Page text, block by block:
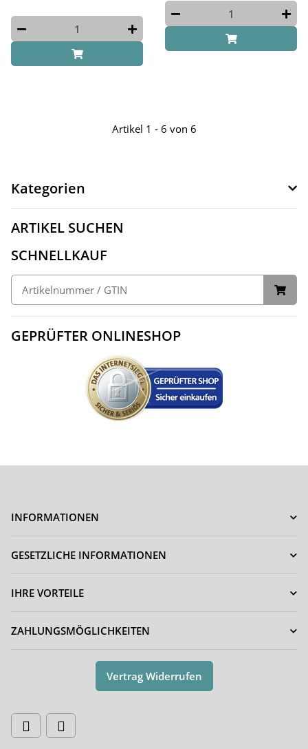
Artikel 1 - 6 von 6
Kategorien
ARTIKEL SUCHEN
SCHNELLKAUF
GEPRÜFTER ONLINESHOP
INFORMATIONEN
GESETZLICHE INFORMATIONEN
IHRE VORTEILE
ZAHLUNGSMÖGLICHKEITEN
Vertrag Widerrufen